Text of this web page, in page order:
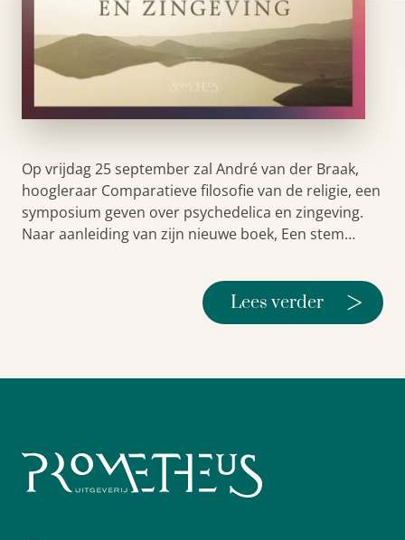
Op vrijdag 25 september zal André van der Braak,
hoogleraar Comparatieve filosofie van de religie, een
symposium geven over psychedelica en zingeving.
Naar aanleiding van zijn nieuwe boek, Een stem…
Lees verder >